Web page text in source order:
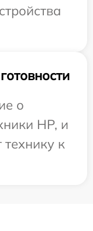
о
HP, и
к